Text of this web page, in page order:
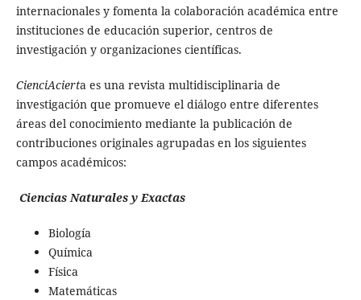
internacionales y fomenta la colaboración académica entre
instituciones de educación superior, centros de
investigación y organizaciones científicas.
CienciAcierta es una revista multidisciplinaria de
investigación que promueve el diálogo entre diferentes
áreas del conocimiento mediante la publicación de
contribuciones originales agrupadas en los siguientes
campos académicos:
Ciencias Naturales y Exactas
Biología
Química
Física
Matemáticas